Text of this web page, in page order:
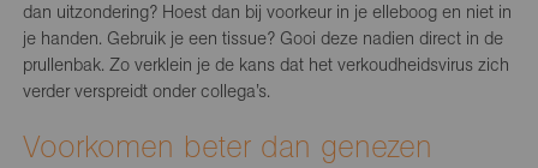
dan uitzondering? Hoest dan bij voorkeur in je elleboog en niet in
je handen. Gebruik je een tissue? Gooi deze nadien direct in de
prullenbak. Zo verklein je de kans dat het verkoudheidsvirus zich
verder verspreidt onder collega’s.
Voorkomen beter dan genezen